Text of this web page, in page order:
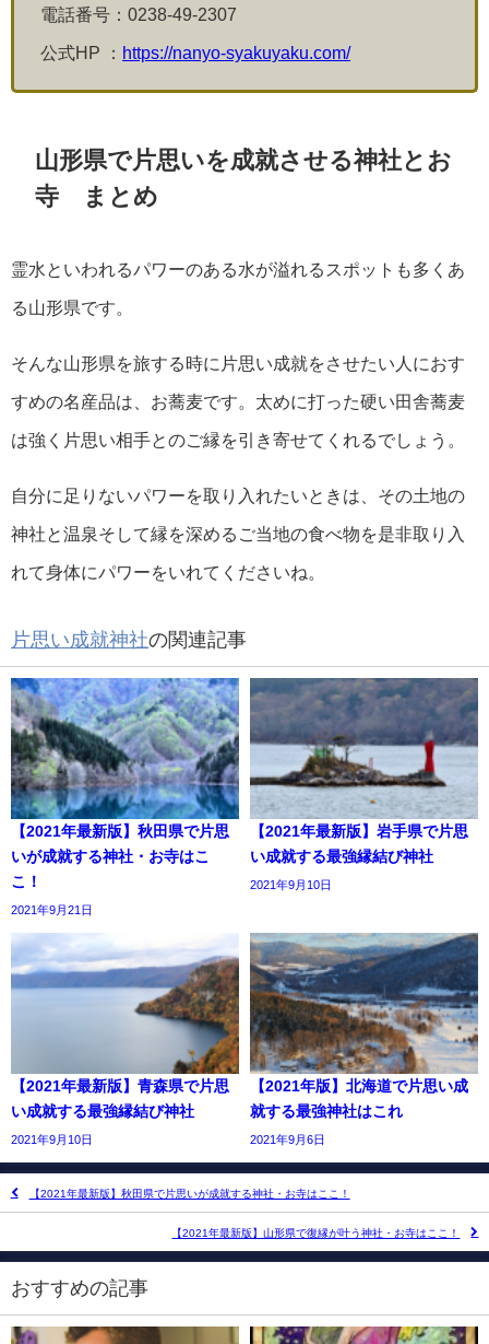
電話番号： 0238-49-2307
公式HP ： https://nanyo-syakuyaku.com/
山形県で片思いを成就させる神社とお
寺 まとめ
霊水といわれるパワーのある水が溢れるスポットも多くあ
る山形県です。
そんな山形県を旅する時に片思い成就をさせたい人におす
すめの名産品は、お蕎麦です。太めに打った硬い田舎蕎麦
は強く片思い相手とのご縁を引き寄せてくれるでしょう。
自分に足りないパワーを取り入れたいときは、その土地の
神社と温泉そして縁を深めるご当地の食べ物を是非取り入
れて身体にパワーをいれてくださいね。
片思い成就神社の関連記事
【2021年最新版】秋田県で片思
いが成就する神社・お寺はこ
こ！
2021年9月21日
【2021年最新版】岩手県で片思
い成就する最強縁結び神社
2021年9月10日
【2021年最新版】青森県で片思
い成就する最強縁結び神社
2021年9月10日
【2021年版】北海道で片思い成
就する最強神社はこれ
2021年9月6日
【2021年最新版】秋田県で片思いが成就する神社・お寺はここ！
【2021年最新版】山形県で復縁が叶う神社・お寺はここ！
おすすめの記事